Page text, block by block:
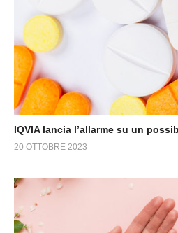
IQVIA lancia l’allarme su un
20 OTTOBRE 2023